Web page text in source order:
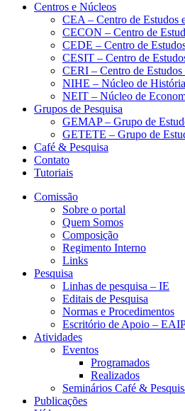
Centros e Núcleos
CEA – Centro de Estudos
CECON – Centro de
CEDE – Centro de
CESIT – Centro de
CERI – Centro de
NIHE – Núcleo de
NEIT – Núcleo de
Grupos de Pesquisa
GEMAP – Grupo de
GETETE – Grupo de
Café & Pesquisa
Contato
Tutoriais
Comissão
Sobre o portal
Quem Somos
Composição
Regimento Interno
Links
Pesquisa
Linhas de pesquisa – IE
Editais de Pesquisa
Normas e Procedimentos
Escritório de Apoio –
Atividades
Eventos
Programados
Realizados
Seminários Café &
Publicações